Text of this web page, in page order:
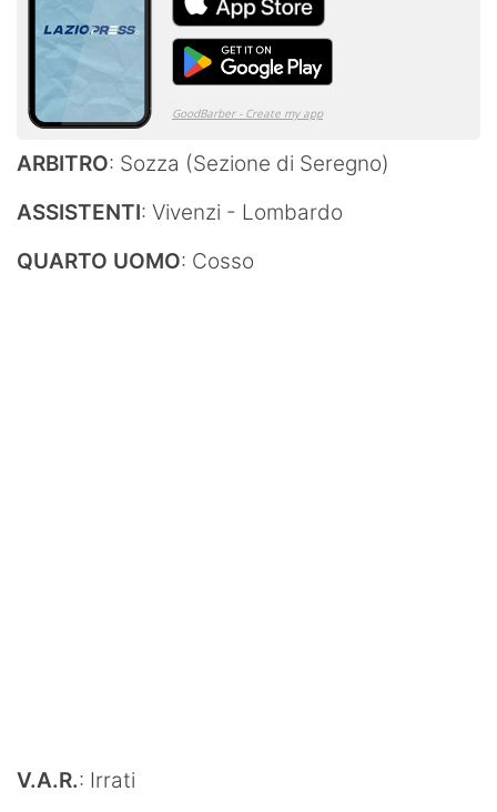
ARBITRO: Sozza (Sezione di Seregno)
ASSISTENTI: Vivenzi - Lombardo
QUARTO UOMO: Cosso
V.A.R.: Irrati